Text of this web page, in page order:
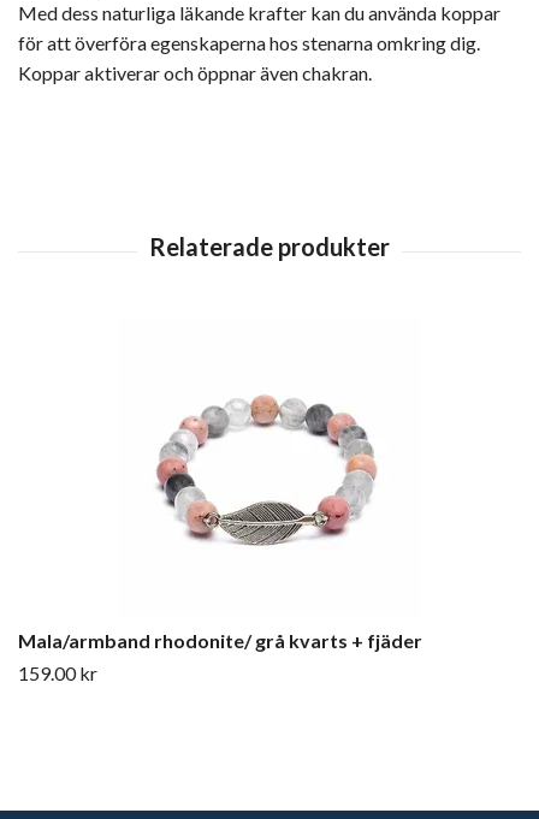
Med dess naturliga läkande krafter kan du använda koppar
för att överföra egenskaperna hos stenarna omkring dig.
Koppar aktiverar och öppnar även chakran.
Mala/armband rhodonite/ grå kvarts + fjäder
159.00 kr